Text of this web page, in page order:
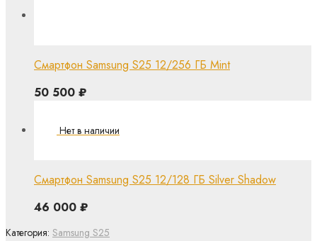
Категория: Samsung S25
Смартфон Samsung S25 12/256 ГБ Mint
50 500 ₽
Смартфон Samsung S25 12/128 ГБ Silver Shadow
46 000 ₽